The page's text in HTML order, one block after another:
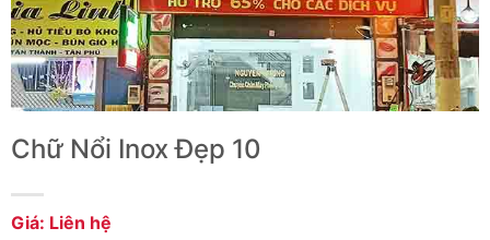
Chữ Nổi Inox Đẹp 10
Giá: Liên hệ